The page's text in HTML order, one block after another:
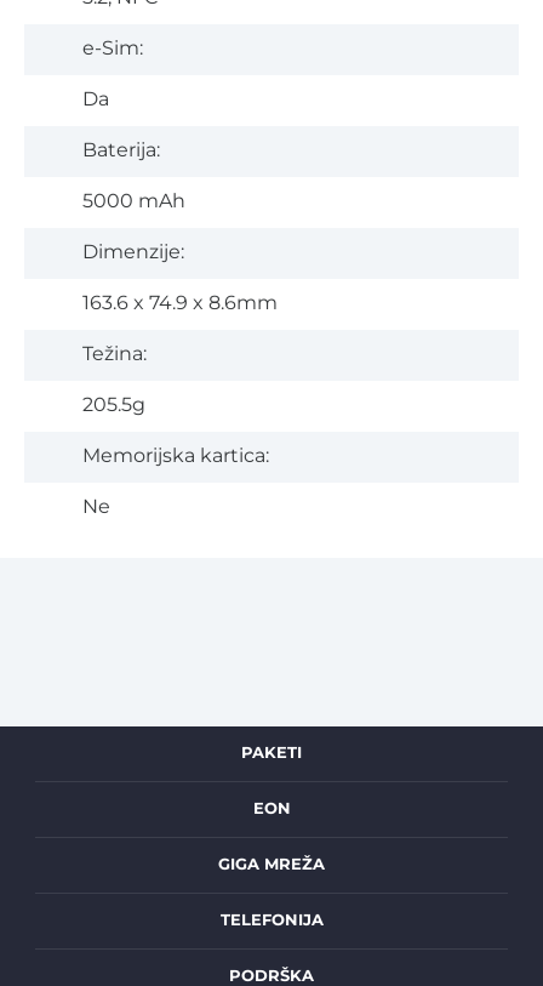
e-Sim:
Da
Baterija:
5000 mAh
Dimenzije:
163.6 x 74.9 x 8.6mm
Težina:
205.5g
Memorijska kartica:
Ne
PAKETI
EON
GIGA MREŽA
TELEFONIJA
PODRŠKA